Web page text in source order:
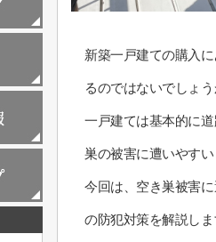
新築一戸建ての購入
るのではないでしょう
一戸建ては基本的に
巣の被害に遭いやすい
今回は、空き巣被害
の防犯対策を解説しま